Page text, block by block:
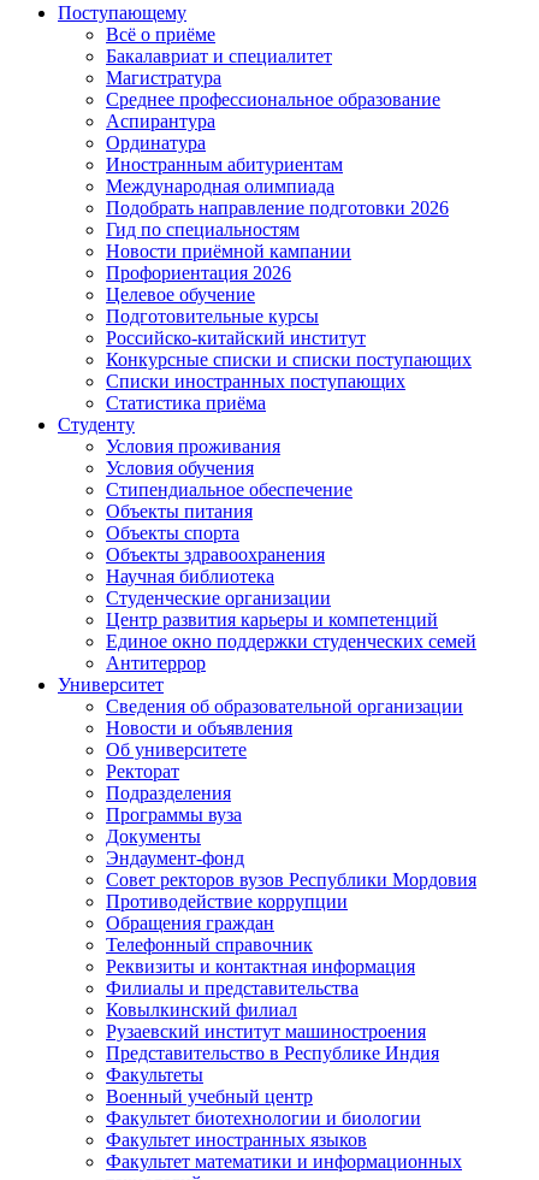
Поступающему
Всё о приёме
Бакалавриат и специалитет
Магистратура
Среднее профессиональное образование
Аспирантура
Ординатура
Иностранным абитуриентам
Международная олимпиада
Подобрать направление подготовки 2026
Гид по специальностям
Новости приёмной кампании
Профориентация 2026
Целевое обучение
Подготовительные курсы
Российско-китайский институт
Конкурсные списки и списки поступающих
Списки иностранных поступающих
Статистика приёма
Студенту
Условия проживания
Условия обучения
Стипендиальное обеспечение
Объекты питания
Объекты спорта
Объекты здравоохранения
Научная библиотека
Студенческие организации
Центр развития карьеры и компетенций
Единое окно поддержки студенческих семей
Антитеррор
Университет
Сведения об образовательной организации
Новости и объявления
Об университете
Ректорат
Подразделения
Программы вуза
Документы
Эндаумент-фонд
Совет ректоров вузов Республики Мордовия
Противодействие коррупции
Обращения граждан
Телефонный справочник
Реквизиты и контактная информация
Филиалы и представительства
Ковылкинский филиал
Рузаевский институт машиностроения
Представительство в Республике Индия
Факультеты
Военный учебный центр
Факультет биотехнологии и биологии
Факультет иностранных языков
Факультет математики и информационных